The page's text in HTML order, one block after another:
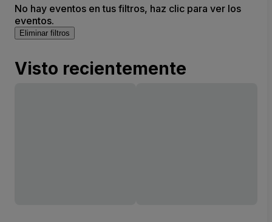
No hay eventos en tus filtros, haz clic para ver los
eventos.
Eliminar filtros
Visto recientemente